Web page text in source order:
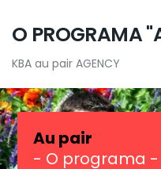
O PROGRAMA
KBA au pair AGENCY
Au pair
- O programa -